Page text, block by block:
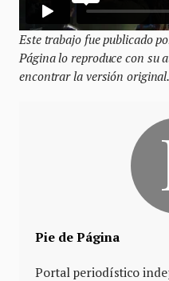
Este trabajo fue publicado
Página lo reproduce con su
encontrar la versión original.
Pie de Página
Portal periodístico